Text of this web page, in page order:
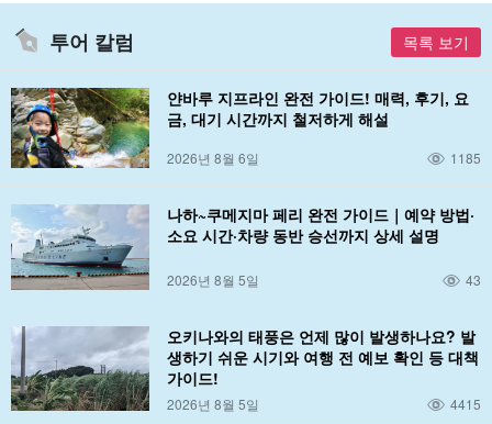
오키나와/남부/1일】세계문화유산『사이바고옥』과 신
들의 섬『구타카시마』신비의 파워스팟 투어★가이드
필요한 시간약 7~10시간
12,900엔
투어 칼럼 목록 보기
얀바루 지프라인 완전 가이드! 매력, 후기, 요
금, 대기 시간까지 철저하게 해설
2026년 8월 6일 1185
나하~쿠메지마 페리 완전 가이드｜예약 방법·
소요 시간·차량 동반 승선까지 상세 설명
2026년 8월 5일 43
오키나와의 태풍은 언제 많이 발생하나요? 발
생하기 쉬운 시기와 여행 전 예보 확인 등 대책
가이드!
2026년 8월 5일 4415